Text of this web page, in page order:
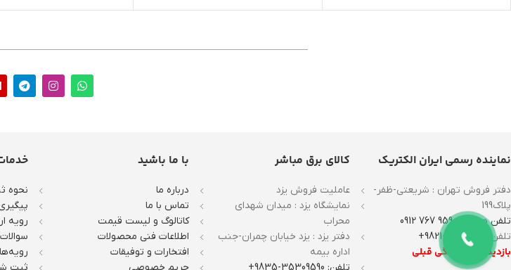
نماینده رسمی ایران الکتریک
دفتر فروش تهران : شریعتی-ظفر-
پلاک199
تلفن همراه : 9590 767 0912
تلفن :
22271700-9821+
بازدید با هماهنگی قبلی
کالای برق مباشر
عاملیت فروش یزد
نمایشگاه یزد : میدان شهدای
محراب
دفتر یزد : یزد خیابان چمران-جنب
اداره بیمه
با ما باشید
درباره ما
تماس با ما
کاتالوگ و لیست قیمت
اطلاعات فنی محصولات
افتخارات و توفیقات
نحوه
رویه